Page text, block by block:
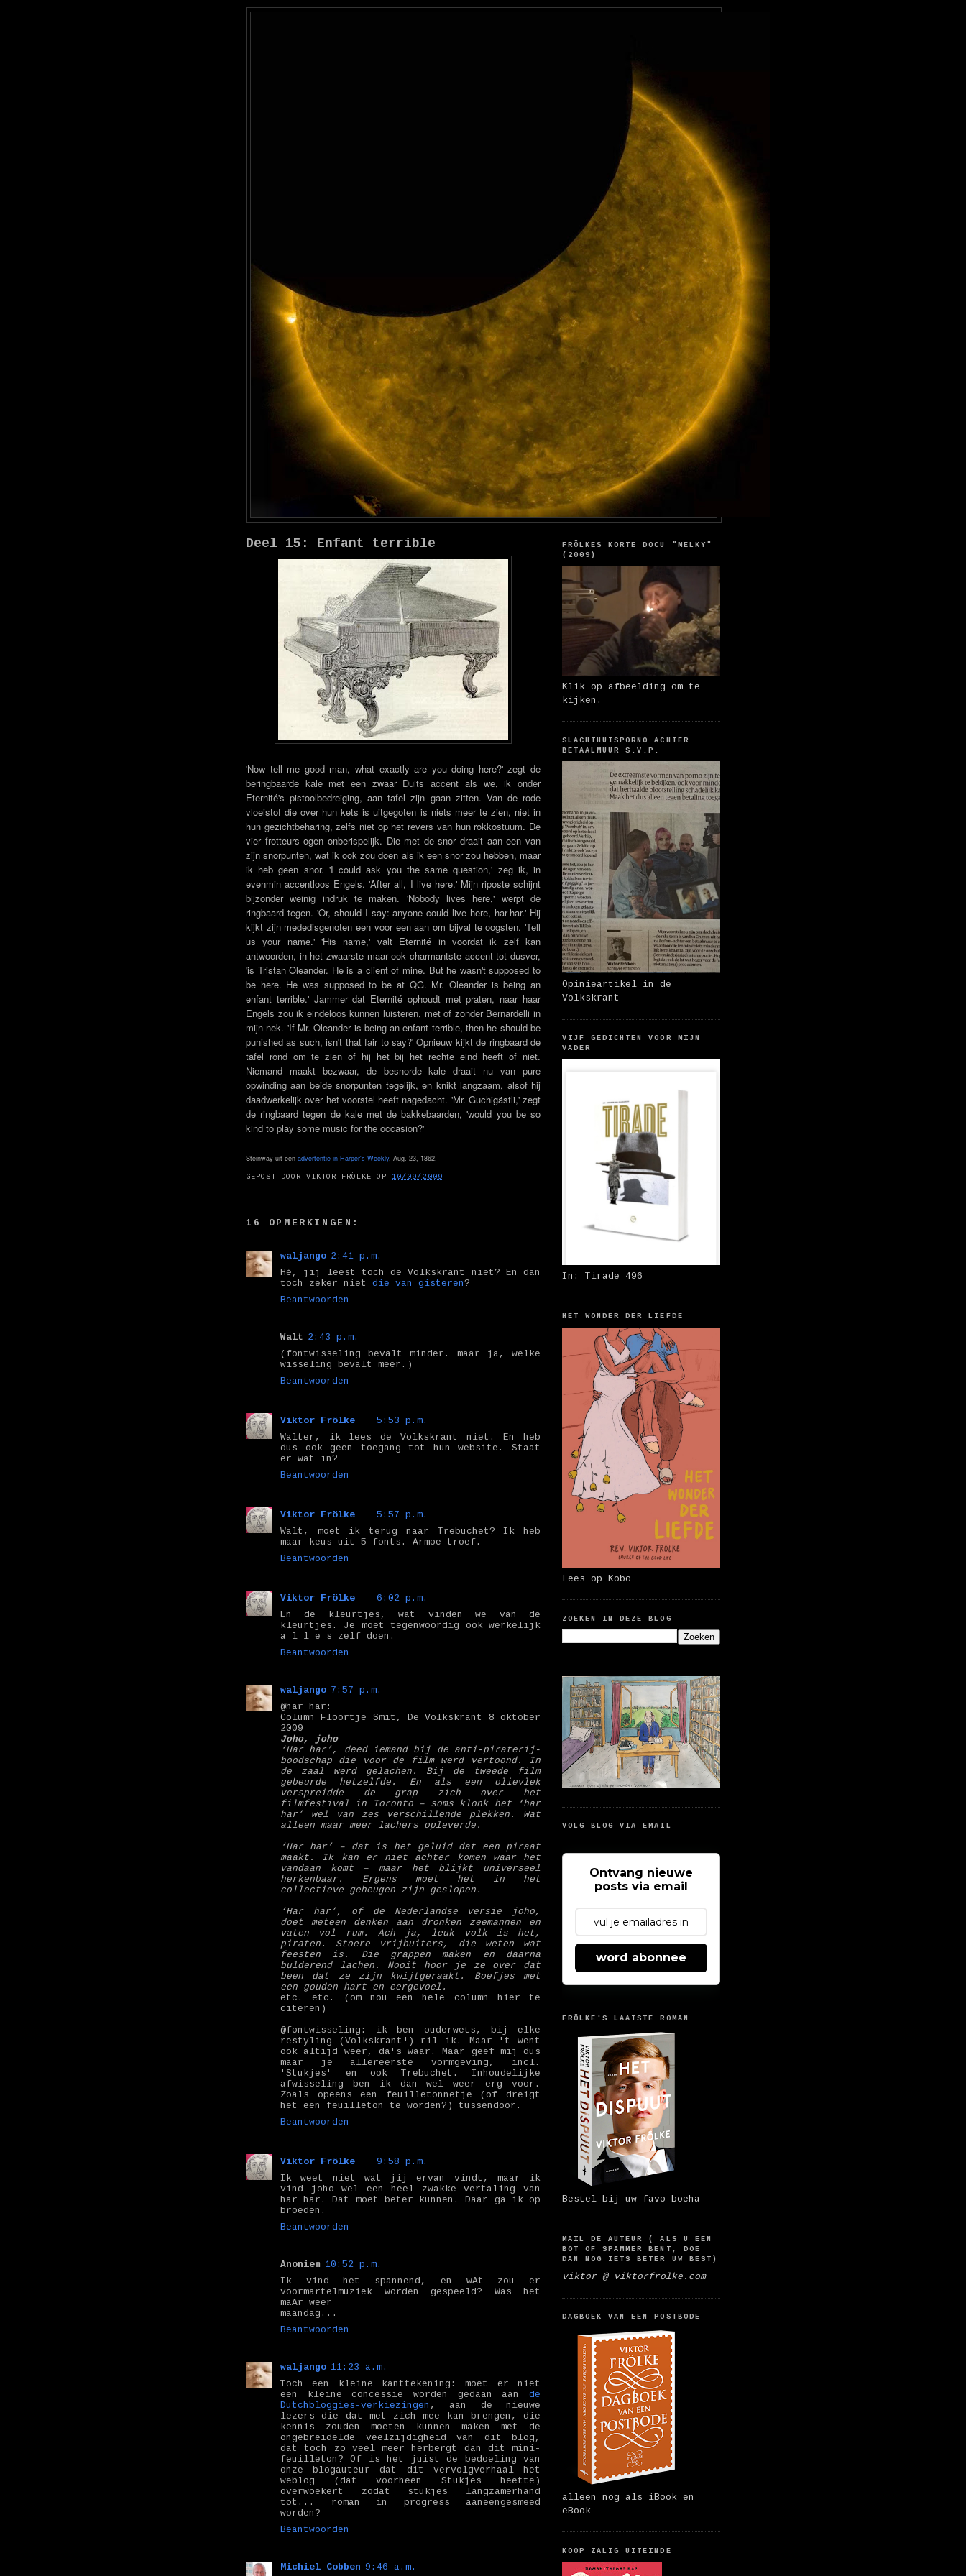
Deel 15: Enfant terrible
'Now tell me good man, what exactly are you doing here?' zegt de
beringbaarde kale met een zwaar Duits accent als we, ik onder
Eternité's pistoolbedreiging, aan tafel zijn gaan zitten. Van de rode
vloeistof die over hun kets is uitgegoten is niets meer te zien, niet in
hun gezichtbeharing, zelfs niet op het revers van hun rokkostuum. De
vier frotteurs ogen onberispelijk. Die met de snor draait aan een van
zijn snorpunten, wat ik ook zou doen als ik een snor zou hebben, maar
ik heb geen snor. 'I could ask you the same question,' zeg ik, in
evenmin accentloos Engels. 'After all, I live here.' Mijn riposte schijnt
bijzonder weinig indruk te maken. 'Nobody lives here,' werpt de
ringbaard tegen. 'Or, should I say: anyone could live here, har-har.' Hij
kijkt zijn mededisgenoten een voor een aan om bijval te oogsten. 'Tell
us your name.' 'His name,' valt Eternité in voordat ik zelf kan
antwoorden, in het zwaarste maar ook charmantste accent tot dusver,
'is Tristan Oleander. He is a client of mine. But he wasn't supposed to
be here. He was supposed to be at QG. Mr. Oleander is being an
enfant terrible.' Jammer dat Eternité ophoudt met praten, naar haar
Engels zou ik eindeloos kunnen luisteren, met of zonder Bernardelli in
mijn nek. 'If Mr. Oleander is being an enfant terrible, then he should be
punished as such, isn't that fair to say?' Opnieuw kijkt de ringbaard de
tafel rond om te zien of hij het bij het rechte eind heeft of niet.
Niemand maakt bezwaar, de besnorde kale draait nu van pure
opwinding aan beide snorpunten tegelijk, en knikt langzaam, alsof hij
daadwerkelijk over het voorstel heeft nagedacht. 'Mr. Guchigästli,' zegt
de ringbaard tegen de kale met de bakkebaarden, 'would you be so
kind to play some music for the occasion?'
Steinway uit een advertentie in Harper's Weekly, Aug. 23, 1862.
GEPOST DOORVIKTOR FRÖLKE OP10/09/2009
16 OPMERKINGEN:
waljango 2:41 p.m.
Hé, jij leest toch de Volkskrant niet? En dan
toch zeker niet die van gisteren?
Beantwoorden
Walt 2:43 p.m.
(fontwisseling bevalt minder. maar ja, welke
wisseling bevalt meer.)
Beantwoorden
Viktor Frölke
5:53 p.m.
Walter, ik lees de Volkskrant niet. En heb
dus ook geen toegang tot hun website. Staat
er wat in?
Beantwoorden
Viktor Frölke
5:57 p.m.
Walt, moet ik terug naar Trebuchet? Ik heb
maar keus uit 5 fonts. Armoe troef.
Beantwoorden
Viktor Frölke
6:02 p.m.
En de kleurtjes, wat vinden we van de
kleurtjes. Je moet tegenwoordig ook werkelijk
a l l e s zelf doen.
Beantwoorden
waljango 7:57 p.m.
@har har:
Column Floortje Smit, De Volkskrant 8 oktober
2009
Joho, joho
‘Har har’, deed iemand bij de anti-piraterij-
boodschap die voor de film werd vertoond. In
de zaal werd gelachen. Bij de tweede film
gebeurde hetzelfde. En als een olievlek
verspreidde de grap zich over het
filmfestival in Toronto – soms klonk het ‘har
har’ wel van zes verschillende plekken. Wat
alleen maar meer lachers opleverde.
‘Har har’ – dat is het geluid dat een piraat
maakt. Ik kan er niet achter komen waar het
vandaan komt – maar het blijkt universeel
herkenbaar. Ergens moet het in het
collectieve geheugen zijn geslopen.
‘Har har’, of de Nederlandse versie joho,
doet meteen denken aan dronken zeemannen en
vaten vol rum. Ach ja, leuk volk is het,
piraten. Stoere vrijbuiters, die weten wat
feesten is. Die grappen maken en daarna
bulderend lachen. Nooit hoor je ze over dat
been dat ze zijn kwijtgeraakt. Boefjes met
een gouden hart en eergevoel.
etc. etc. (om nou een hele column hier te
citeren)
@fontwisseling: ik ben ouderwets, bij elke
restyling (Volkskrant!) ril ik. Maar 't went
ook altijd weer, da's waar. Maar geef mij dus
maar je allereerste vormgeving, incl.
'Stukjes' en ook Trebuchet. Inhoudelijke
afwisseling ben ik dan wel weer erg voor.
Zoals opeens een feuilletonnetje (of dreigt
het een feuilleton te worden?) tussendoor.
Beantwoorden
Viktor Frölke
9:58 p.m.
Ik weet niet wat jij ervan vindt, maar ik
vind joho wel een heel zwakke vertaling van
har har. Dat moet beter kunnen. Daar ga ik op
broeden.
Beantwoorden
Anoniem 10:52 p.m.
Ik vind het spannend, en wAt zou er
voormartelmuziek worden gespeeld? Was het
maAr weer
maandag...
Beantwoorden
waljango 11:23 a.m.
Toch een kleine kanttekening: moet er niet
een kleine concessie worden gedaan aan de
Dutchbloggies-verkiezingen , aan de nieuwe
lezers die dat met zich mee kan brengen, die
kennis zouden moeten kunnen maken met de
ongebreidelde veelzijdigheid van dit blog,
dat toch zo veel meer herbergt dan dit mini-
feuilleton? Of is het juist de bedoeling van
onze blogauteur dat dit vervolgverhaal het
weblog (dat voorheen Stukjes heette)
overwoekert zodat stukjes langzamerhand
tot... roman in progress aaneengesmeed
worden?
Beantwoorden
Michiel Cobben 9:46 a.m.
FRÖLKES KORTE DOCU "MELKY"
(2009)
Klik op afbeelding om te
kijken.
SLACHTHUISPORNO ACHTER
BETAALMUUR S.V.P.
Opinieartikel in de
Volkskrant
VIJF GEDICHTEN VOOR MIJN
VADER
In: Tirade 496
HET WONDER DER LIEFDE
Lees op Kobo
ZOEKEN IN DEZE BLOG
VOLG BLOG VIA EMAIL
Ontvang nieuwe
posts via email
word abonnee
FRÖLKE'S LAATSTE ROMAN
Bestel bij uw favo boeha
MAIL DE AUTEUR ( ALS U EEN
BOT OF SPAMMER BENT, DOE
DAN NOG IETS BETER UW BEST)
viktor @ viktorfrolke.com
DAGBOEK VAN EEN POSTBODE
alleen nog als iBook en
eBook
KOOP ZALIG UITEINDE